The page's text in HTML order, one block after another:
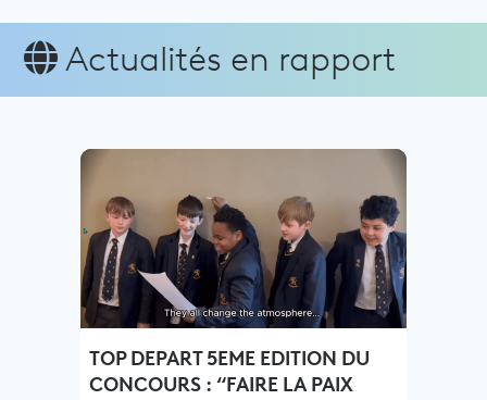
Actualités en rapport
TOP DEPART 5EME EDITION DU
CONCOURS : “FAIRE LA PAIX